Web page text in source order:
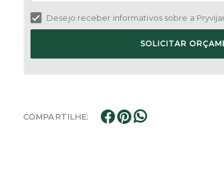
Desejo receber informativos sobre a
SOLICITAR
COMPARTILHE: